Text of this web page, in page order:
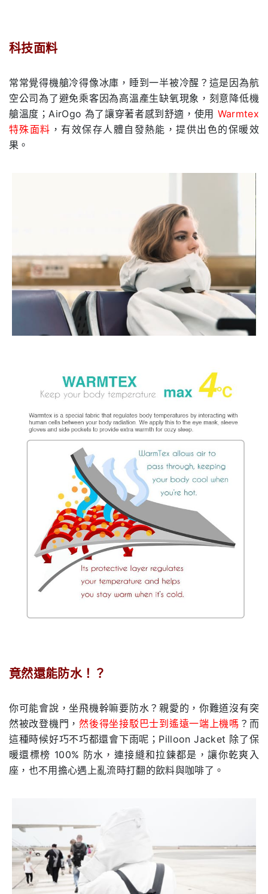
科技面料
常常覺得機艙冷得像冰庫，睡到一半被冷醒？這是因為航
空公司為了避免乘客因為高溫產生缺氧現象，刻意降低機
艙溫度；AirOgo 為了讓穿著者感到舒適，使用 Warmtex
特殊面料 ，有效保存人體自發熱能，提供出色的保暖效
果。
竟然還能防水！？
你可能會說，坐飛機幹嘛要防水？親愛的，你難道沒有突
然被改登機門，然後得坐接駁巴士到遙遠一端上機嗎 ？而
這種時候好巧不巧都還會下雨呢；Pilloon Jacket 除了保
暖還標榜 100% 防水，連接縫和拉鍊都是，讓你乾爽入
座，也不用擔心遇上亂流時打翻的飲料與咖啡了。